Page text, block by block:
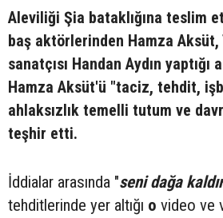
Aleviliği Şia bataklığına teslim
baş aktörlerinden Hamza
sanatçısı Handan Aydın yaptığı
Hamza Aksüt'ü "taciz, tehdit,
ahlaksızlık temelli tutum ve
teşhir etti.
İddialar arasında "seni dağa
tehditlerinde yer altığı o video ve